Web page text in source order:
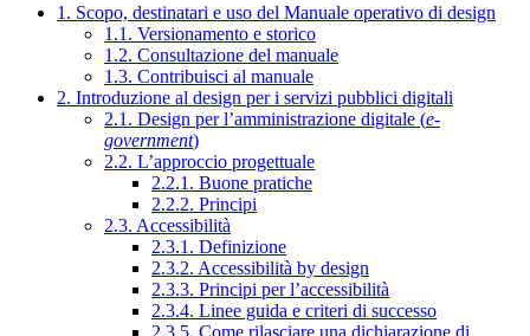
1. Scopo, destinatari e uso del Manuale operativo di design
1.1. Versionamento e storico
1.2. Consultazione del manuale
1.3. Contribuisci al manuale
2. Introduzione al design per i servizi pubblici digitali
2.1. Design per l’amministrazione digitale (e-
government)
2.2. L’approccio progettuale
2.2.1. Buone pratiche
2.2.2. Principi
2.3. Accessibilità
2.3.1. Definizione
2.3.2. Accessibilità by design
2.3.3. Principi per l’accessibilità
2.3.4. Linee guida e criteri di successo
2.3.5. Come rilasciare una dichiarazione di